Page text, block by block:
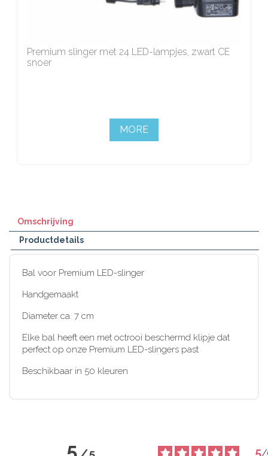
Premium slinger met 24 LED-lampjes, zwart CE
snoer
MORE
Omschrijving
Productdetails
Bal voor Premium LED-slinger
Handgemaakt
Diameter ca. 7 cm
Elke bal heeft een met octrooi beschermd klipje dat
perfect op onze Premium LED-slingers past
Beschikbaar in 50 kleuren
5/5 5/